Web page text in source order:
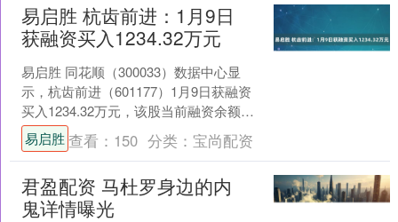
易启胜 杭齿前进：1月9日
获融资买入1234.32万元
易启胜 同花顺（300033）数据中心显
示，杭齿前进（601177）1月9日获融资
买入1234.32万元，该股当前融资余额
1.60亿元，占流通市值的2.29%，....
易启胜查看： 150 分类： 宝尚配资
君盈配资 马杜罗身边的内
鬼详情曝光